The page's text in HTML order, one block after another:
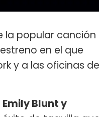
popular canción
en el que
y a las oficinas de
Blunt y